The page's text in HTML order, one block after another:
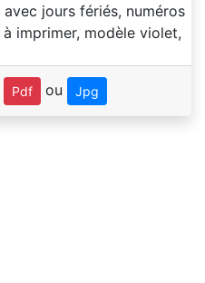
Pdf ou Jpg